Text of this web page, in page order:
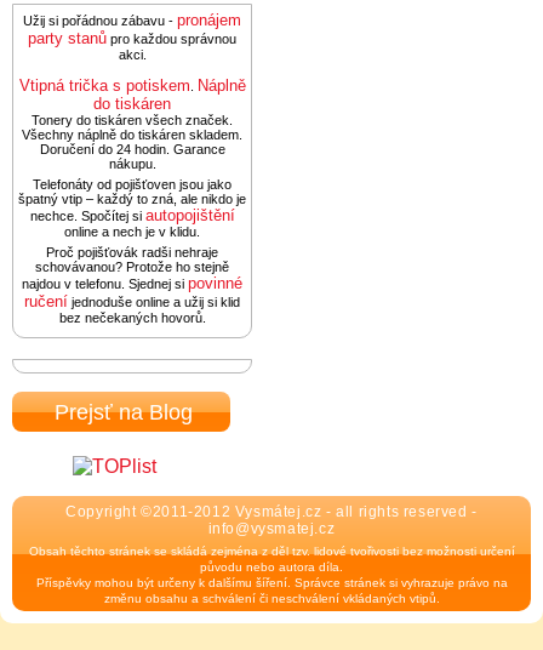
Užij si pořádnou zábavu - pronájem
party stanů pro každou správnou
akci.
Vtipná trička s potiskem Náplně
do tiskáren
Tonery do tiskáren všech značek.
Všechny náplně do tiskáren skladem.
Doručení do 24 hodin. Garance
nákupu.
Telefonáty od pojišťoven jsou jako
špatný vtip – každý to zná, ale nikdo je
nechce. Spočítej si autopojištění
online a nech je v klidu.
Proč pojišťovák radši nehraje
schovávanou? Protože ho stejně
najdou v telefonu. Sjednej si povinné
ručení jednoduše online a užij si klid
bez nečekaných hovorů.
Prejsť na Blog
Copyright ©2011-2012 Vysmátej.cz - all rights reserved -
info@vysmatej.cz
Obsah těchto stránek se skládá zejména z děl tzv. lidové tvořivosti bez možnosti určení
původu nebo autora díla.
Příspěvky mohou být určeny k dalšímu šíření. Správce stránek si vyhrazuje právo na
změnu obsahu a schválení či neschválení vkládaných vtipů.